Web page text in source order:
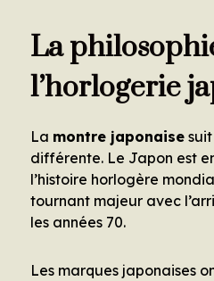
La
l’horlogerie
La montre japonaise
différente. Le Japon est
l’histoire horlogère
tournant majeur avec
les années 70.
Les marques japonaises